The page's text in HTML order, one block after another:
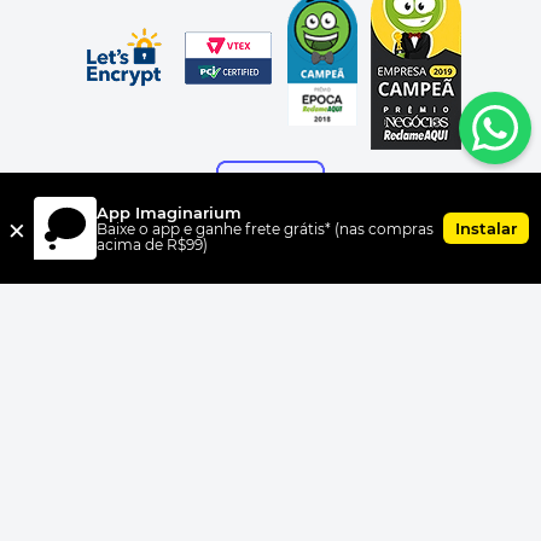
FORMAS DE PAGAMENTO
× App Imaginarium
Baixe o app e ganhe frete grátis* (nas compras
acima de R$99)
Instalar